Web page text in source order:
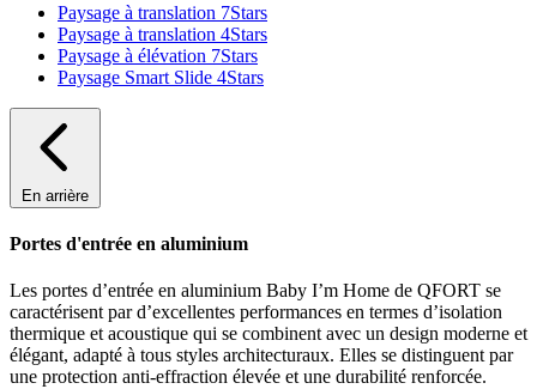
Paysage à translation 7Stars
Paysage à translation 4Stars
Paysage à élévation 7Stars
Paysage Smart Slide 4Stars
En arrière
Portes d'entrée en aluminium
Les portes d’entrée en aluminium Baby I’m Home de QFORT se
caractérisent par d’excellentes performances en termes d’isolation
thermique et acoustique qui se combinent avec un design moderne et
élégant, adapté à tous styles architecturaux. Elles se distinguent par
une protection anti-effraction élevée et une durabilité renforcée.